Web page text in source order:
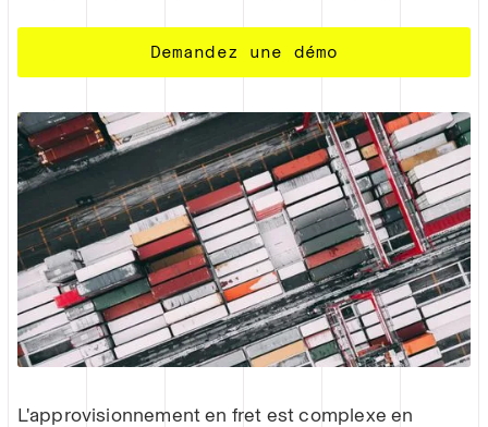
Demandez une démo
L'approvisionnement en fret est complexe en